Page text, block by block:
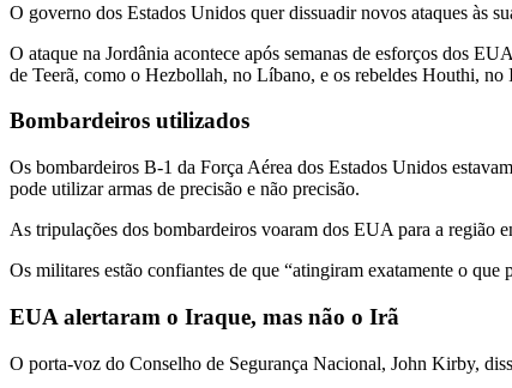
O governo dos Estados Unidos quer dissuadir novos ataques às
O ataque na Jordânia acontece após semanas de esforços dos
de Teerã, como o Hezbollah, no Líbano, e os rebeldes Houthi, no
Bombardeiros utilizados
Os bombardeiros B-1 da Força Aérea dos Estados Unidos
pode utilizar armas de precisão e não precisão.
As tripulações dos bombardeiros voaram dos EUA para a região
Os militares estão confiantes de que “atingiram exatamente o
EUA alertaram o Iraque, mas não o Irã
O porta-voz do Conselho de Segurança Nacional, John Kirby,